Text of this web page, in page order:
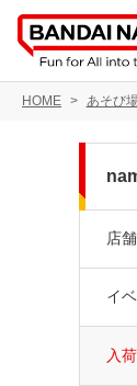
HOME あそび
店
イ
入